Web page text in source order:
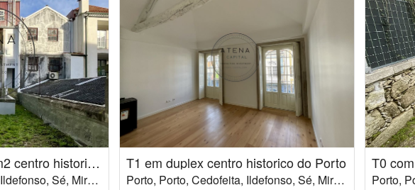
T0 com patio de 70 m2 centro historico do Porto
Porto, Porto, Cedofeita, Ildefonso, Sé, Miragaia, Nicolau, Vitória
T1 em duplex centro historico do Porto
Porto, Porto, Cedofeita, Ildefonso, Sé, Miragaia, Nicolau, Vitória